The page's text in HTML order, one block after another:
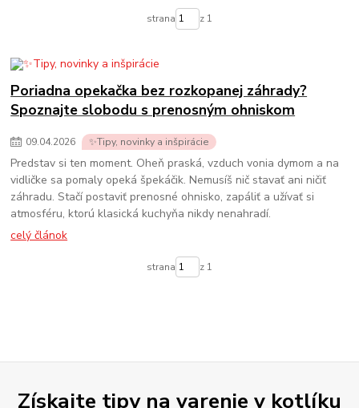
strana z 1
Poriadna opekačka bez rozkopanej záhrady?
Spoznajte slobodu s prenosným ohniskom
09.04.2026 ✨Tipy, novinky a inšpirácie
Predstav si ten moment. Oheň praská, vzduch vonia dymom a na
vidličke sa pomaly opeká špekáčik. Nemusíš nič stavať ani ničiť
záhradu. Stačí postaviť prenosné ohnisko, zapáliť a užívať si
atmosféru, ktorú klasická kuchyňa nikdy nenahradí.
celý článok
strana z 1
Získajte tipy na varenie v kotlíku